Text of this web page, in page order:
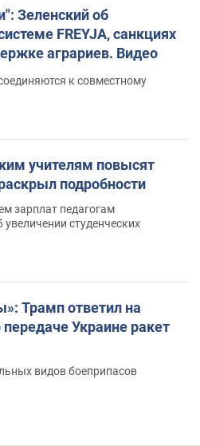
Зеленский об
FREYJA, санкциях
аграриев. Видео
к совместному
учителям повысят
подробности
зарплат педагогам
студенческих
Трамп ответил на
передаче Украине ракет
видов боеприпасов